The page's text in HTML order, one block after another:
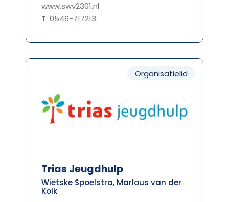
www.swv2301.nl
T: 0546-717213
Organisatielid
Trias Jeugdhulp
Wietske Spoelstra, Marlous van der
Kolk